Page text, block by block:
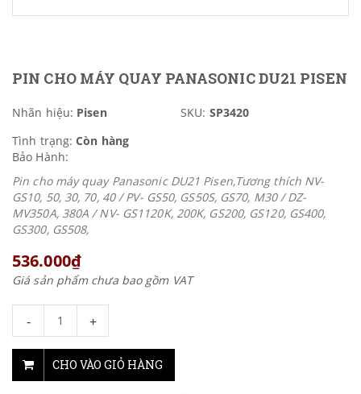
PIN CHO MÁY QUAY PANASONIC DU21 PISEN
Nhãn hiệu: Pisen SKU: SP3420
Tình trạng: Còn hàng
Bảo Hành:
Pin cho máy quay Panasonic DU21 Pisen,Tương thích NV-
GS10, 50, 30, 70, 40 / PV- GS50, GS50S, GS70, M30 / DZ-
MV350A, 380A / NV- GS1120K, 200K, GS200, GS120, GS400,
GS300, GS508,
536.000₫
Giá sản phẩm chưa bao gồm VAT
- +
CHO VÀO GIỎ HÀNG